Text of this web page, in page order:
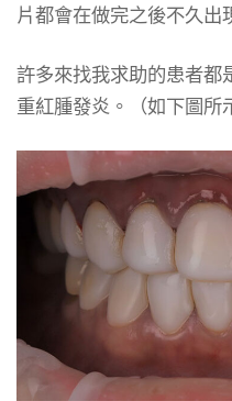
片都會在做完之後不久出
許多來找我求助的患者都
重紅腫發炎。（如下圖所